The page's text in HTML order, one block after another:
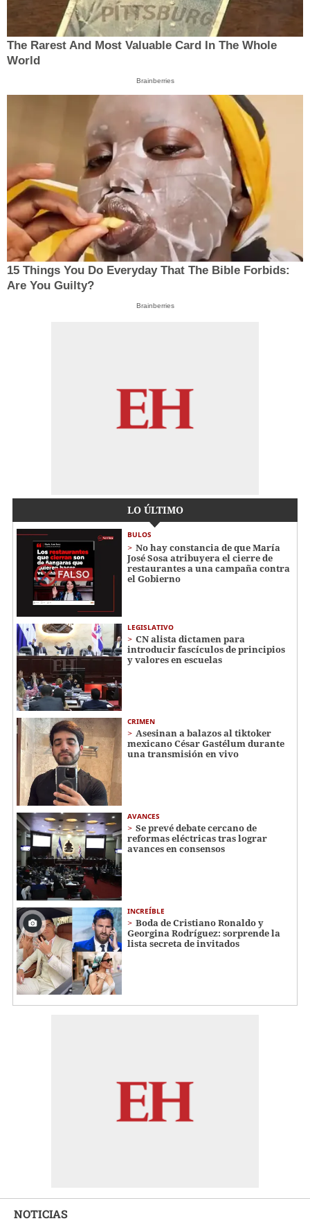
The Rarest And Most Valuable Card In The Whole
World
Brainberries
15 Things You Do Everyday That The Bible Forbids:
Are You Guilty?
Brainberries
LO ÚLTIMO
BULOS
No hay constancia de que María
José Sosa atribuyera el cierre de
restaurantes a una campaña contra
el Gobierno
LEGISLATIVO
CN alista dictamen para
introducir fascículos de principios
y valores en escuelas
CRIMEN
Asesinan a balazos al tiktoker
mexicano César Gastélum durante
una transmisión en vivo
AVANCES
Se prevé debate cercano de
reformas eléctricas tras lograr
avances en consensos
INCREÍBLE
Boda de Cristiano Ronaldo y
Georgina Rodríguez: sorprende la
lista secreta de invitados
NOTICIAS